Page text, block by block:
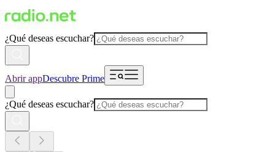
¿Qué deseas escuchar?
Abrir appDescubre Prime
¿Qué deseas escuchar?